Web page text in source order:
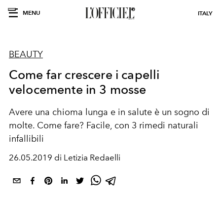
MENU ITALY
BEAUTY
Come far crescere i capelli
velocemente in 3 mosse
Avere una chioma lunga e in salute è un sogno di
molte. Come fare? Facile, con 3 rimedi naturali
infallibili
26.05.2019 di Letizia Redaelli